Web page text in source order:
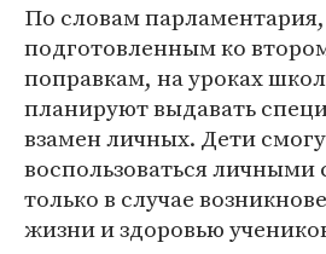
По словам парламентария,
подготовленным ко
поправкам, на уроках
планируют выдавать
взамен личных. Дети
воспользоваться
только в случае
жизни и здоровью